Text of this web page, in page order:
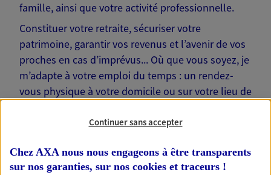
famille, ainsi que votre activité professionnelle.
Constituer votre retraite, sécuriser votre
patrimoine, garantir vos revenus et l’avenir de vos
proches en cas d’imprévus... Où que vous soyez, je
m’adapte à votre emploi du temps : un rendez-
vous physique à votre domicile ou sur votre lieu de
Continuer sans accepter
Chez AXA nous nous engageons à être transparents
sur nos garanties, sur nos cookies et traceurs !